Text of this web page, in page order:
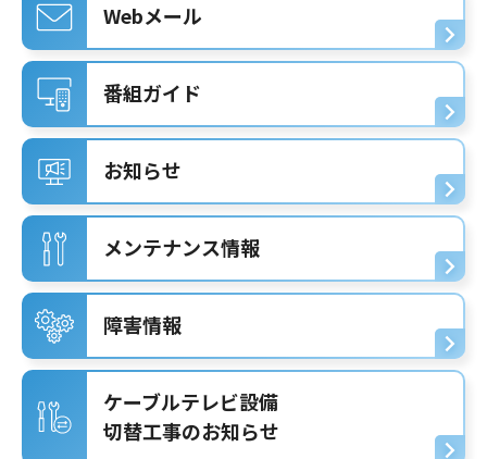
Webメール
番組ガイド
お知らせ
メンテナンス情報
障害情報
ケーブルテレビ設備
切替工事のお知らせ